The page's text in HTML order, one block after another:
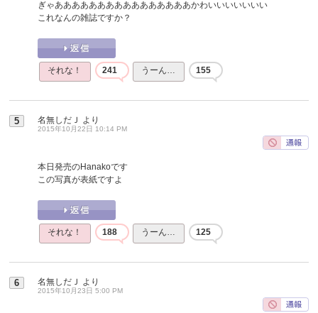
ぎゃああああああああああああああああかわいいいいいいい
これなんの雑誌ですか？
それな！ 241 うーん… 155
5 名無しだＪ より
2015年10月22日 10:14 PM
本日発売のHanakoです
この写真が表紙ですよ
それな！ 188 うーん… 125
6 名無しだＪ より
2015年10月23日 5:00 PM